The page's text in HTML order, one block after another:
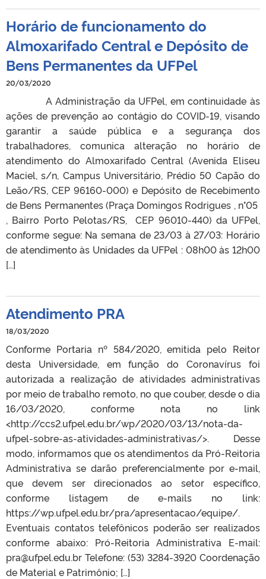
Horário de funcionamento do
Almoxarifado Central e Depósito de
Bens Permanentes da UFPel
20/03/2020
A Administração da UFPel, em continuidade às
ações de prevenção ao contágio do COVID-19, visando
garantir a saúde pública e a segurança dos
trabalhadores, comunica alteração no horário de
atendimento do Almoxarifado Central (Avenida Eliseu
Maciel, s/n, Campus Universitário, Prédio 50 Capão do
Leão/RS, CEP 96160-000) e Depósito de Recebimento
de Bens Permanentes (Praça Domingos Rodrigues , n°05
, Bairro Porto Pelotas/RS, CEP 96010-440) da UFPel,
conforme segue: Na semana de 23/03 à 27/03: Horário
de atendimento às Unidades da UFPel : 08h00 às 12h00
[…]
Atendimento PRA
18/03/2020
Conforme Portaria nº 584/2020, emitida pelo Reitor
desta Universidade, em função do Coronavírus foi
autorizada a realização de atividades administrativas
por meio de trabalho remoto, no que couber, desde o dia
16/03/2020, conforme nota no link
<http://ccs2.ufpel.edu.br/wp/2020/03/13/nota-da-
ufpel-sobre-as-atividades-administrativas/>. Desse
modo, informamos que os atendimentos da Pró-Reitoria
Administrativa se darão preferencialmente por e-mail,
que devem ser direcionados ao setor específico,
conforme listagem de e-mails no link:
https://wp.ufpel.edu.br/pra/apresentacao/equipe/.
Eventuais contatos telefônicos poderão ser realizados
conforme abaixo: Pró-Reitoria Administrativa E-mail:
pra@ufpel.edu.br Telefone: (53) 3284-3920 Coordenação
de Material e Patrimônio; […]